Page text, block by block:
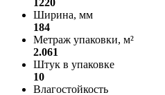
Ширина, мм
184
Метраж упаковки, м²
2.061
Штук в упаковке
10
Влагостойкость